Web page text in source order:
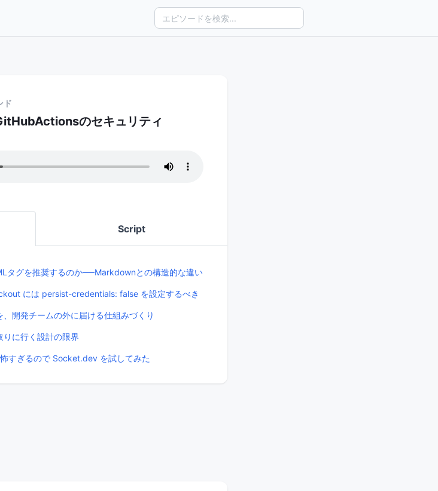
ド
のセキュリティ
Script
タグを推奨するのか──Markdownとの構造的な違い
には persist-credentials: false を設定するべき
開発チームの外に届ける仕組みづくり
に行く設計の限界
すぎるので Socket.dev を試してみた